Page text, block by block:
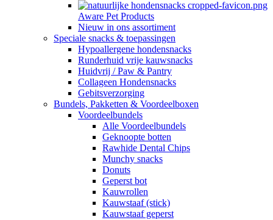
Aware Pet Products
Nieuw in ons assortiment
Speciale snacks & toepassingen
Hypoallergene hondensnacks
Runderhuid vrije kauwsnacks
Huidvrij / Paw & Pantry
Collageen Hondensnacks
Gebitsverzorging
Bundels, Pakketten & Voordeelboxen
Voordeelbundels
Alle Voordeelbundels
Geknoopte botten
Rawhide Dental Chips
Munchy snacks
Donuts
Geperst bot
Kauwrollen
Kauwstaaf (stick)
Kauwstaaf geperst